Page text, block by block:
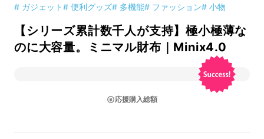
# ガジェット# 便利グッズ# 多機能# ファッション# 小物
【シリーズ累計数千人が支持】極小極薄な
のに大容量。ミニマル財布｜Minix4.0
応援購入総額